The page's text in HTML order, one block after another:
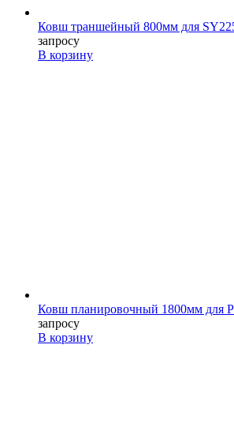
Ковш траншейный 800мм для
запросу
В корзину
Ковш планировочный 1800мм для
запросу
В корзину